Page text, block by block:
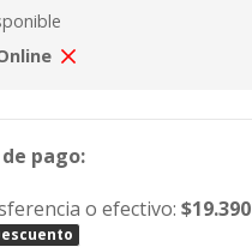
pago:
o efectivo:$19.390